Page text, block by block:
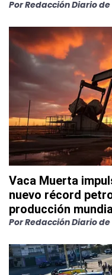
PorRedacción Diario
Vaca Muerta
nuevo récord
producción
PorRedacción Diario